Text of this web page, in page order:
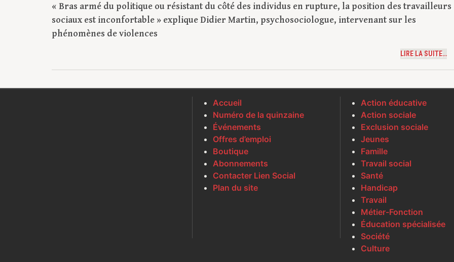
« Bras armé du politique ou résistant du côté des individus en rupture, la position des travailleurs
sociaux est inconfortable » explique Didier Martin, psychosociologue, intervenant sur les
phénomènes de violences
LIRE LA SUITE…
Accueil
Numéro de la quinzaine
Événements
Offres d’emploi
Boutique
Abonnements
Contacter Lien Social
Plan du site
Action éducative
Action sociale
Exclusion sociale
Jeunes
Famille
Travail social
Santé
Handicap
Travail
Métier-Fonction
Éducation spécialisée
Société
Culture